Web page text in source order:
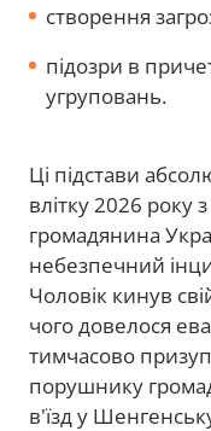
створення
підозри в
угруповань.
Ці підстави
влітку 2026 року
громадянина
небезпечний
Чоловік кинув
чого довелося
тимчасово
порушнику
в'їзд у